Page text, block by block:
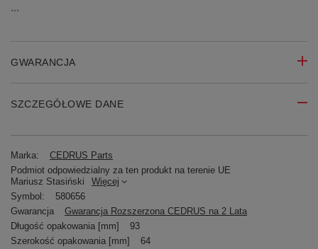
```
GWARANCJA
SZCZEGÓŁOWE DANE
Marka:
CEDRUS Parts
Podmiot odpowiedzialny za ten produkt na terenie UE
Mariusz Stasiński
Więcej
Symbol:
580656
Gwarancja
Gwarancja Rozszerzona CEDRUS na 2 Lata
Długość opakowania [mm]
93
Szerokość opakowania [mm]
64